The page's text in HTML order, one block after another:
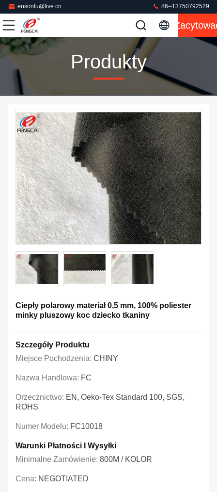
ensonlu@live.cn 86--13750792529
Produkty
Ciepły polarowy materiał 0,5 mm, 100% poliester
minky pluszowy koc dziecko tkaniny
Szczegóły Produktu
Miejsce Pochodzenia: CHINY
Nazwa Handlowa: FC
Orzecznictwo: EN, Oeko-Tex Standard 100, SGS,
ROHS
Numer Modelu: FC10018
Warunki Płatności I Wysyłki
Minimalne Zamówienie: 800M / KOLOR
Cena: NEGOTIATED